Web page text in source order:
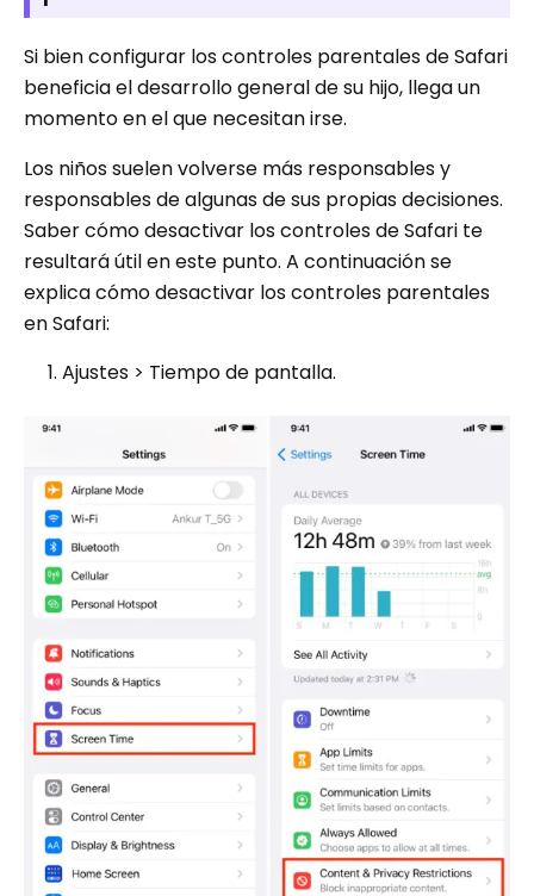
Si bien configurar los controles parentales de Safari
beneficia el desarrollo general de su hijo, llega un
momento en el que necesitan irse.
Los niños suelen volverse más responsables y
responsables de algunas de sus propias decisiones.
Saber cómo desactivar los controles de Safari te
resultará útil en este punto. A continuación se
explica cómo desactivar los controles parentales
en Safari:
Ajustes > Tiempo de pantalla.